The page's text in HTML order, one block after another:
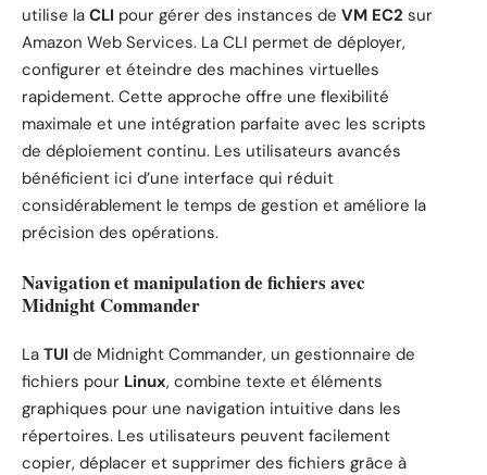
utilise la CLI pour gérer des instances de VM EC2 sur
Amazon Web Services. La CLI permet de déployer,
configurer et éteindre des machines virtuelles
rapidement. Cette approche offre une flexibilité
maximale et une intégration parfaite avec les scripts
de déploiement continu. Les utilisateurs avancés
bénéficient ici d’une interface qui réduit
considérablement le temps de gestion et améliore la
précision des opérations.
Navigation et manipulation de fichiers avec
Midnight Commander
La TUI de Midnight Commander, un gestionnaire de
fichiers pour Linux, combine texte et éléments
graphiques pour une navigation intuitive dans les
répertoires. Les utilisateurs peuvent facilement
copier, déplacer et supprimer des fichiers grâce à